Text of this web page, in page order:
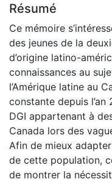
Résumé
Ce mémoire
des jeunes de la
d’origine latino-
connaissances au
l’Amérique latine au
constante depuis l’an
DGI appartenant à
Canada lors des
Afin de mieux
de cette population,
de montrer la